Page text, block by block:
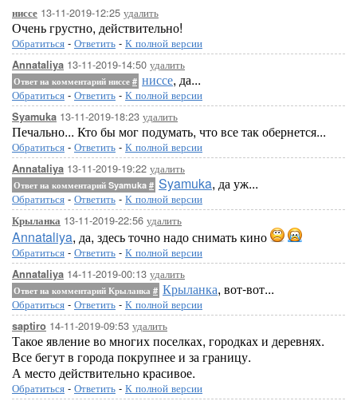
ниссе 13-11-2019-12:25 удалить
Очень грустно, действительно!
Обратиться - Ответить - К полной версии
Annataliya 13-11-2019-14:50 удалить
Ответ на комментарий ниссе # ниссе, да...
Обратиться - Ответить - К полной версии
Syamuka 13-11-2019-18:23 удалить
Печально... Кто бы мог подумать, что все так обернется...
Обратиться - Ответить - К полной версии
Annataliya 13-11-2019-19:22 удалить
Ответ на комментарий Syamuka # Syamuka, да уж...
Обратиться - Ответить - К полной версии
Крыланка 13-11-2019-22:56 удалить
Annataliya, да, здесь точно надо снимать кино
Обратиться - Ответить - К полной версии
Annataliya 14-11-2019-00:13 удалить
Ответ на комментарий Крыланка # Крыланка, вот-вот...
Обратиться - Ответить - К полной версии
saptiro 14-11-2019-09:53 удалить
Такое явление во многих поселках, городках и деревнях.
Все бегут в города покрупнее и за границу.
А место действительно красивое.
Обратиться - Ответить - К полной версии